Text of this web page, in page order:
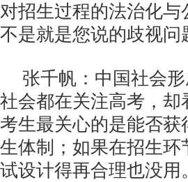
对招生过程的法治化与
不是就是您说的歧视问
张千帆：中国社会
社会都在关注高考，
考生最关心的是能否
生体制；如果在招生
试设计得再合理也没